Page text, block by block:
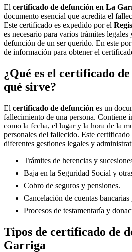
El certificado de defunción en La
documento esencial que acredita el
Este certificado es expedido por el
es necesario para varios trámites
defunción de un ser querido. En este
de información para obtener el
¿Qué es el certificado
qué sirve?
El certificado de defunción es un
fallecimiento de una persona. Contiene
como la fecha, el lugar y la hora de la
personales del fallecido. Este
diferentes gestiones legales y
Trámites de herencias y
Baja en la Seguridad Social y
Cobro de seguros y pensiones.
Cancelación de cuentas bancarias
Procesos de testamentaría y
Tipos de certificado de
Garriga